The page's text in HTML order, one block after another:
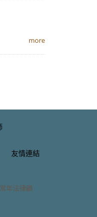
more
友情連結
常年法律顧